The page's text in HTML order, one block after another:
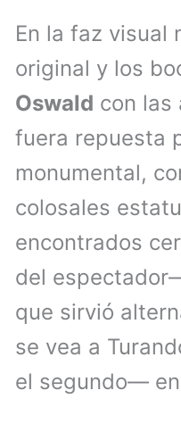
En la faz visual
original y los
Oswald con las
fuera repuesta
monumental,
colosales
encontrados
del
que sirvió
se vea a
el segundo—